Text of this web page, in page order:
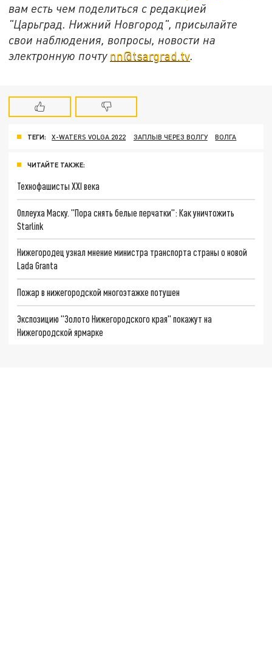
вам есть чем поделиться с редакцией
"Царьград. Нижний Новгород", присылайте
свои наблюдения, вопросы, новости на
электронную почту nn@tsargrad.tv
ТЕГИ: X-WATERS VOLGA 2022 ЗАПЛЫВ ЧЕРЕЗ ВОЛГУ ВОЛГА
ЧИТАЙТЕ ТАКЖЕ:
Технофашисты XXI века
Оплеуха Маску. "Пора снять белые перчатки": Как уничтожить
Starlink
Нижегородец узнал мнение министра транспорта страны о новой
Lada Granta
Пожар в нижегородской многоэтажке потушен
Экспозицию "Золото Нижегородского края" покажут на
Нижегородской ярмарке